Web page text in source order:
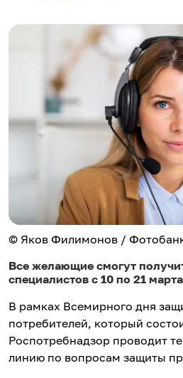
© Яков Филимонов /
Все желающие смогут
специалистов с 10 по 21
В рамках Всемирного дня
потребителей, который
Роспотребнадзор проводит
линию по вопросам защиты